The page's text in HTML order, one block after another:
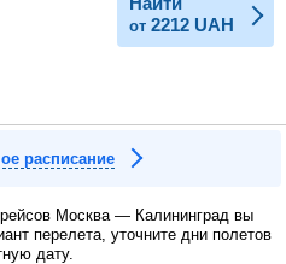
от 2212 UAH
расписание
Москва — Калининград вы
перелета, уточните дни полетов
дату.